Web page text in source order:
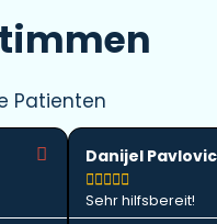
Patienten
Danijel Pavlovic

Sehr hilfsbereit!